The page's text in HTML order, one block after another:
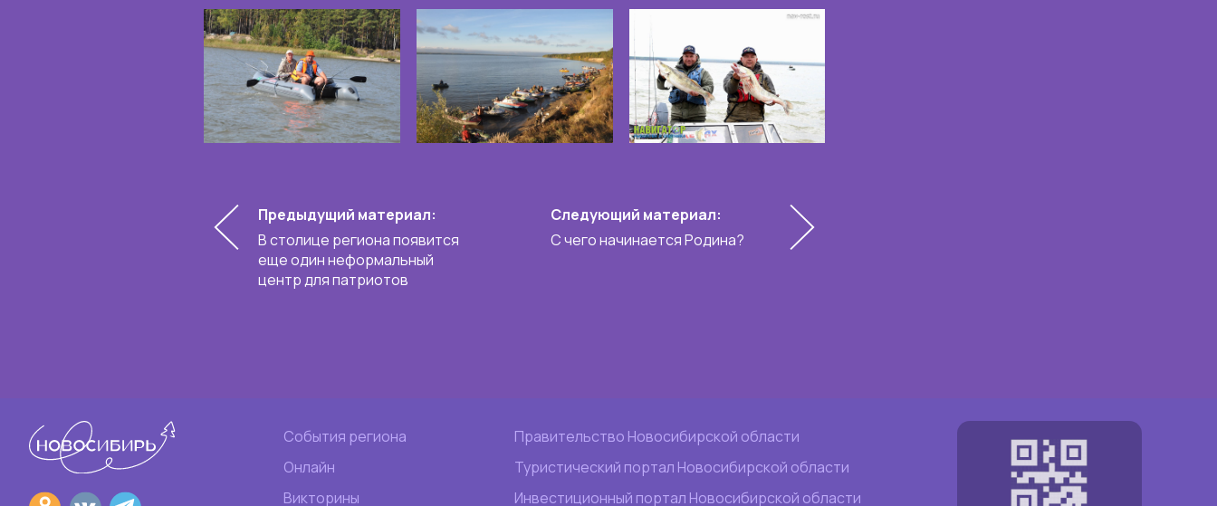
Предыдущий материал:
В столице региона появится
еще один неформальный
центр для патриотов
Следующий материал:
С чего начинается Родина?
События региона
Онлайн
Викторины
Правительство Новосибирской области
Туристический портал Новосибирской области
Инвестиционный портал Новосибирской области